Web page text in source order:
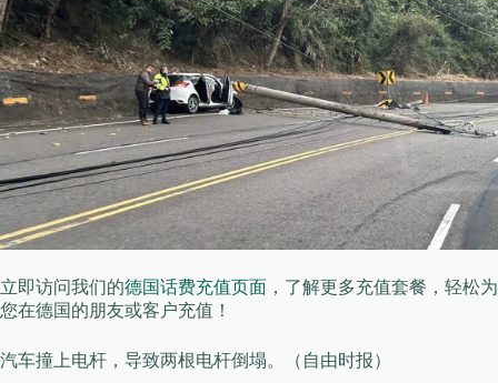
立即访问我们的德国话费充值页面 ，了解更多充值套餐，轻松为
您在德国的朋友或客户充值！
汽车撞上电杆，导致两根电杆倒塌。（自由时报）